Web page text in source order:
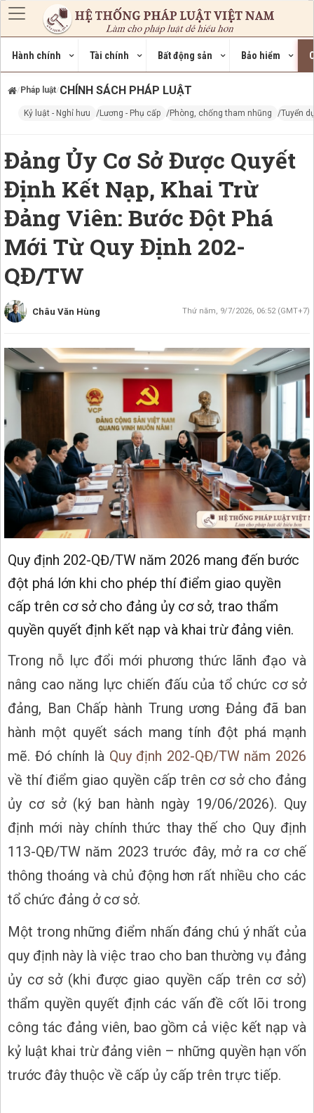
Nhảy đến nội dung
Hành chính Tài chính Bất động sản Bảo hiểm
/ Pháp luật/CHÍNH SÁCH PHÁP LUẬT
Kỷ luật - Nghỉ hưu Lương - Phụ cấp Phòng, chống tham nhũng Tuyển
Đảng Ủy Cơ Sở Được Quyết
Định Kết Nạp, Khai Trừ
Đảng Viên: Bước Đột Phá
Mới Từ Quy Định 202-
QĐ/TW
Châu Văn Hùng Thứ năm, 9/7/2026, 06:52 (GMT+7)
Quy định 202-QĐ/TW năm 2026 mang đến bước
đột phá lớn khi cho phép thí điểm giao quyền
cấp trên cơ sở cho đảng ủy cơ sở, trao thẩm
quyền quyết định kết nạp và khai trừ đảng viên.
Trong nỗ lực đổi mới phương thức lãnh đạo và
nâng cao năng lực chiến đấu của tổ chức cơ sở
đảng, Ban Chấp hành Trung ương Đảng đã ban
hành một quyết sách mang tính đột phá mạnh
mẽ. Đó chính là Quy định 202-QĐ/TW năm 2026
về thí điểm giao quyền cấp trên cơ sở cho đảng
ủy cơ sở (ký ban hành ngày 19/06/2026). Quy
định mới này chính thức thay thế cho Quy định
113-QĐ/TW năm 2023 trước đây, mở ra cơ chế
thông thoáng và chủ động hơn rất nhiều cho các
tổ chức đảng ở cơ sở.
Một trong những điểm nhấn đáng chú ý nhất của
quy định này là việc trao cho ban thường vụ đảng
ủy cơ sở (khi được giao quyền cấp trên cơ sở)
thẩm quyền quyết định các vấn đề cốt lõi trong
công tác đảng viên, bao gồm cả việc kết nạp và
kỷ luật khai trừ đảng viên – những quyền hạn vốn
trước đây thuộc về cấp ủy cấp trên trực tiếp.